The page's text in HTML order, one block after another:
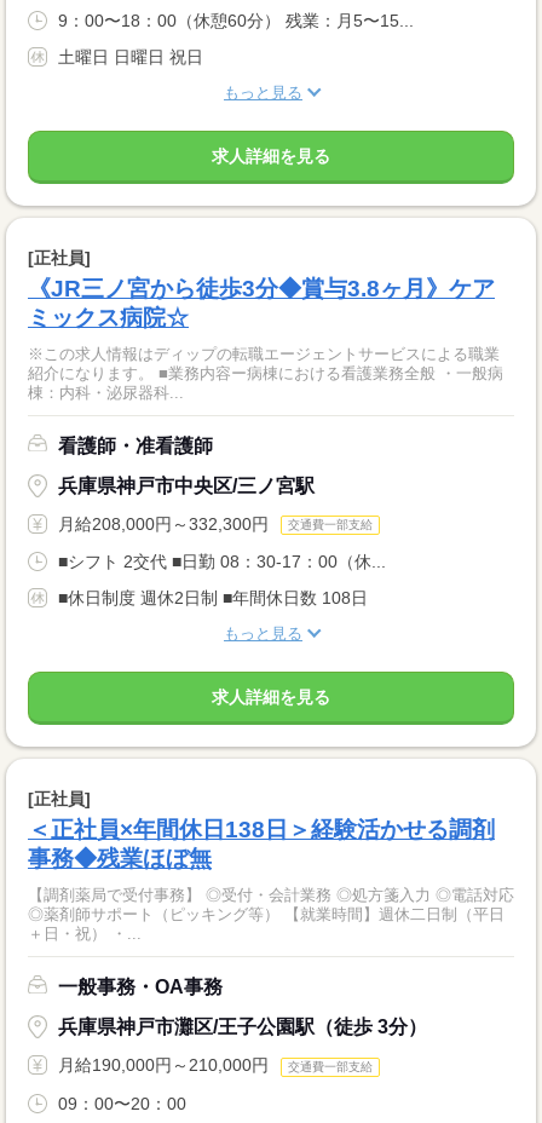
9：00〜18：00（休憩60分） 残業：月5〜15...
土曜日 日曜日 祝日
もっと見る
求人詳細を見る
[正社員]
《JR三ノ宮から徒歩3分◆賞与3.8ヶ月》ケア
ミックス病院☆
※この求人情報はディップの転職エージェントサービスによる職業
紹介になります。 ■業務内容ー病棟における看護業務全般 ・一般病
棟：内科・泌尿器科...
看護師・准看護師
兵庫県神戸市中央区/三ノ宮駅
月給208,000円～332,300円 交通費一部支給
■シフト 2交代 ■日勤 08：30-17：00（休...
■休日制度 週休2日制 ■年間休日数 108日
もっと見る
求人詳細を見る
[正社員]
＜正社員×年間休日138日＞経験活かせる調剤
事務◆残業ほぼ無
【調剤薬局で受付事務】 ◎受付・会計業務 ◎処方箋入力 ◎電話対応
◎薬剤師サポート（ピッキング等） 【就業時間】週休二日制（平日
＋日・祝） ・...
一般事務・OA事務
兵庫県神戸市灘区/王子公園駅（徒歩 3分）
月給190,000円～210,000円 交通費一部支給
09：00〜20：00